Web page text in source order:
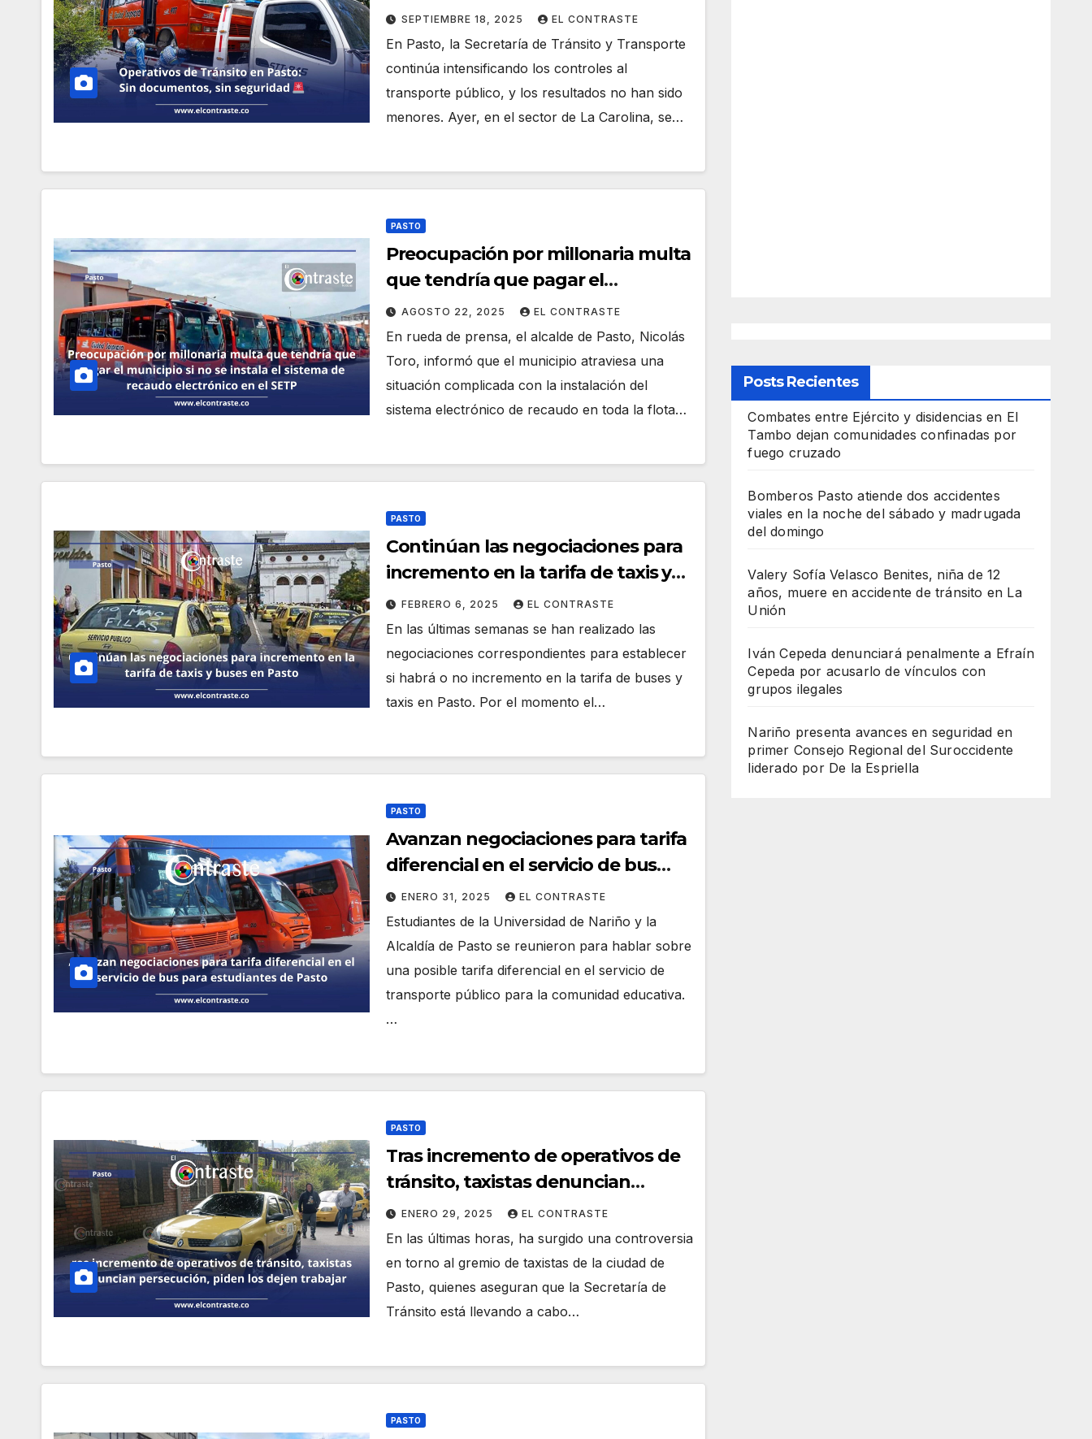
SEPTIEMBRE 18, 2025 EL CONTRASTE
En Pasto, la Secretaría de Tránsito y Transporte
continúa intensificando los controles al
transporte público, y los resultados no han sido
menores. Ayer, en el sector de La Carolina, se…
PASTO
Preocupación por millonaria multa
que tendría que pagar el
municipio si no se instala el
sistema de recaudo electrónico en
el SETP
AGOSTO 22, 2025 EL CONTRASTE
En rueda de prensa, el alcalde de Pasto, Nicolás
Toro, informó que el municipio atraviesa una
situación complicada con la instalación del
sistema electrónico de recaudo en toda la flota…
PASTO
Continúan las negociaciones para
incremento en la tarifa de taxis y
buses en Pasto
FEBRERO 6, 2025 EL CONTRASTE
En las últimas semanas se han realizado las
negociaciones correspondientes para establecer
si habrá o no incremento en la tarifa de buses y
taxis en Pasto. Por el momento el…
PASTO
Avanzan negociaciones para tarifa
diferencial en el servicio de bus
para estudiantes de Pasto
ENERO 31, 2025 EL CONTRASTE
Estudiantes de la Universidad de Nariño y la
Alcaldía de Pasto se reunieron para hablar sobre
una posible tarifa diferencial en el servicio de
transporte público para la comunidad educativa.
…
PASTO
Tras incremento de operativos de
tránsito, taxistas denuncian
persecución, piden los dejen
trabajar
ENERO 29, 2025 EL CONTRASTE
En las últimas horas, ha surgido una controversia
en torno al gremio de taxistas de la ciudad de
Pasto, quienes aseguran que la Secretaría de
Tránsito está llevando a cabo…
PASTO
Posts Recientes
Combates entre Ejército y disidencias en El
Tambo dejan comunidades confinadas por
fuego cruzado
Bomberos Pasto atiende dos accidentes
viales en la noche del sábado y madrugada
del domingo
Valery Sofía Velasco Benites, niña de 12
años, muere en accidente de tránsito en La
Unión
Iván Cepeda denunciará penalmente a Efraín
Cepeda por acusarlo de vínculos con
grupos ilegales
Nariño presenta avances en seguridad en
primer Consejo Regional del Suroccidente
liderado por De la Espriella